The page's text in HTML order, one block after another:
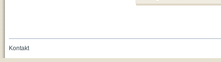
Kontakt